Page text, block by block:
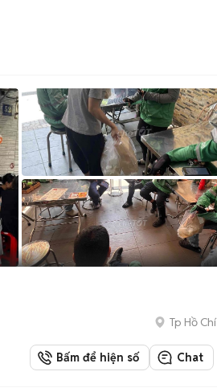
Tp Hồ
Bấm để hiện số Chat